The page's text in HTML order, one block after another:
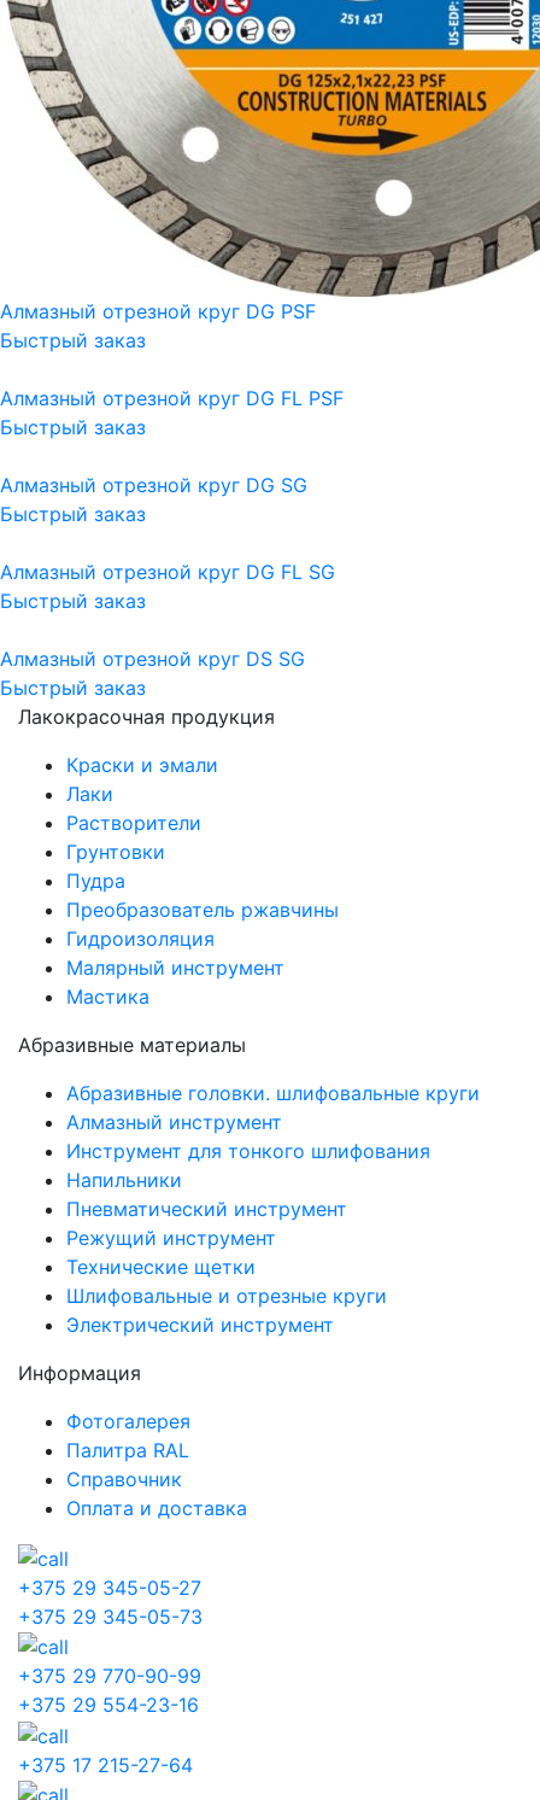
Алмазный отрезной круг DG PSF
Быстрый заказ
Алмазный отрезной круг DG FL PSF
Быстрый заказ
Алмазный отрезной круг DG SG
Быстрый заказ
Алмазный отрезной круг DG FL SG
Быстрый заказ
Алмазный отрезной круг DS SG
Быстрый заказ
Лакокрасочная продукция
Краски и эмали
Лаки
Растворители
Грунтовки
Пудра
Преобразователь ржавчины
Гидроизоляция
Малярный инструмент
Мастика
Абразивные материалы
Абразивные головки. шлифовальные круги
Алмазный инструмент
Инструмент для тонкого шлифования
Напильники
Пневматический инструмент
Режущий инструмент
Технические щетки
Шлифовальные и отрезные круги
Электрический инструмент
Информация
Фотогалерея
Палитра RAL
Справочник
Оплата и доставка
+375 29 345-05-27
+375 29 345-05-73
+375 29 770-90-99
+375 29 554-23-16
+375 17 215-27-64